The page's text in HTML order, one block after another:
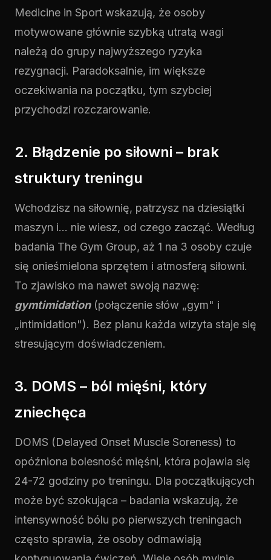
Medicine in Sport wskazują, że osoby
motywowane głównie szybką utratą wagi
należą do grupy najwyższego ryzyka
rezygnacji. Paradoksalnie, im większe
oczekiwania na początku, tym szybciej
przychodzi rozczarowanie.
2. Błądzenie po siłowni – brak
struktury treningu
Wchodzisz na siłownię, patrzysz na dziesiątki
maszyn i... nie wiesz, od czego zacząć. Według
badania The Gym Group, aż 1 na 3 osoby czuje
się onieśmielona sprzętem i atmosferą siłowni.
To zjawisko ma nawet swoją nazwę:
gymtimidation(połączenie słów „gym" i
„intimidation"). Bez planu każda wizyta staje się
stresującym doświadczeniem.
3. DOMS – ból mięśni, który
zniechęca
DOMS (Delayed Onset Muscle Soreness) to
opóźniona bolesność mięśni, która pojawia się
24-72 godziny po treningu. Dla początkujących
może być szokująca – badania wskazują, że
intensywność bólu po pierwszych treningach
często sprawia, że osoby odmawiają